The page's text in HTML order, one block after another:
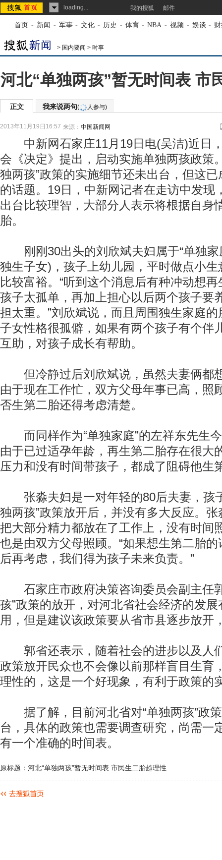
loading... 我的搜狐 邮件
首页 - 新闻 - 军事 - 文化 - 历史 - 体育 - NBA - 视频 - 娱谈 -
> 国内要闻 > 时事
河北“单独两孩”暂无时间表 市
正文 我来说两句( 人参与)
2013年11月19日16:57 来源： 中国新闻网
中新网石家庄11月19日电(吴洁)近日
会《决定》提出，启动实施单独两孩政策
独两孩”政策的实施细节还未出台，但这
的话题。19日，中新网记者在走访中发现
出台比较理智，大部分人表示将根据自身
胎。
刚刚30出头的刘欣斌夫妇属于“单独家
独生子女)，孩子上幼儿园，平时做点小
比较富裕。“听到这个消息后有种冲动想
孩子太孤单，再加上担心以后两个孩子要
担太重。”刘欣斌说，而且周围独生家庭
子女性格很孤僻，如果有两个孩子有个伴
互助，对孩子成长有帮助。
但冷静过后刘欣斌说，虽然夫妻俩都
由于现在工作忙，双方父母年事已高，照
否生第二胎还得考虑清楚。
而同样作为“单独家庭”的左祥东先生
由于已过适孕年龄，再生第二胎存在很大
压力和没有时间带孩子，都成了阻碍他生
张淼夫妇是一对年轻的80后夫妻，孩
独两孩”政策放开后，并没有多大反应。
把大部分精力都放在了工作上，没有时间
也是由双方父母照顾。“如果想生第二胎
后再考虑，我们得为孩子未来负责。”
石家庄市政府决策咨询委员会副主任
孩”政策的放开，对河北省社会经济的发
用，但是建议该政策要从省市县逐步放开
郭省还表示，随着社会的进步以及人
政策放开民众也不会像以前那样盲目生育
理性的，这是一个好现象，有利于政策的
据了解，目前河北省对“单独两孩”政
台，具体的政策也需要调查研究，尚需一
有一个准确的时间表。
原标题：河北“单独两孩”暂无时间表 市民生二胎趋理性